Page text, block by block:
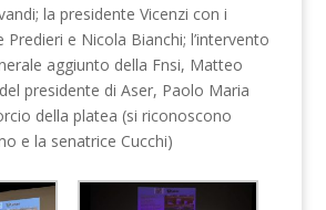
la presidente Vicenzi con i
Predieri e Nicola Bianchi; l’intervento
aggiunto della Fnsi, Matteo
presidente di Aser, Paolo Maria
della platea (si riconoscono
e la senatrice Cucchi)